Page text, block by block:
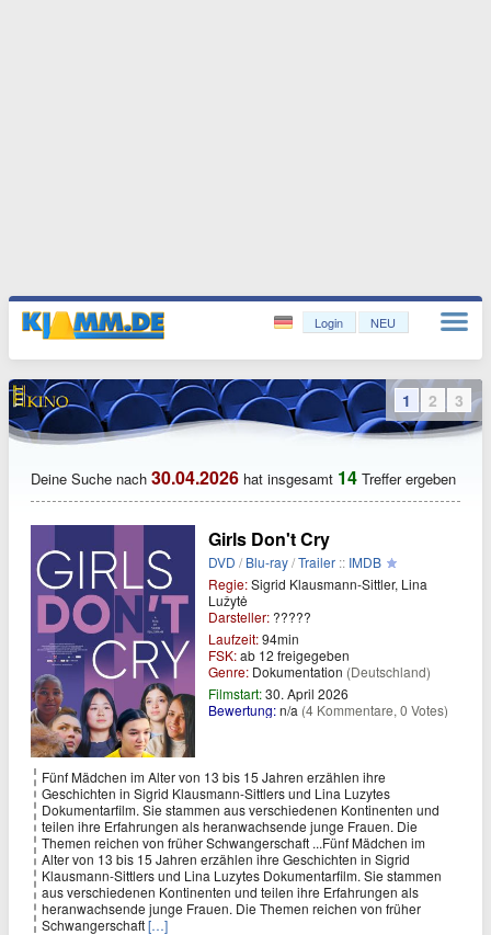
Login NEU
Deine Suche nach 30.04.2026 hat insgesamt 14 Treffer ergeben
Girls Don't Cry
DVD /Blu-ray/Trailer :: IMDB
Regie:Sigrid Klausmann-Sittler, Lina
Lužytė
Darsteller: ?????
Laufzeit:94min
FSK:ab 12 freigegeben
Genre: Dokumentation (Deutschland)
Filmstart:30. April 2026
Bewertung:n/a (4 Kommentare, 0 Votes)
Fünf Mädchen im Alter von 13 bis 15 Jahren erzählen ihre
Geschichten in Sigrid Klausmann-Sittlers und Lina Luzytes
Dokumentarfilm. Sie stammen aus verschiedenen Kontinenten und
teilen ihre Erfahrungen als heranwachsende junge Frauen. Die
Themen reichen von früher Schwangerschaft ...Fünf Mädchen im
Alter von 13 bis 15 Jahren erzählen ihre Geschichten in Sigrid
Klausmann-Sittlers und Lina Luzytes Dokumentarfilm. Sie stammen
aus verschiedenen Kontinenten und teilen ihre Erfahrungen als
heranwachsende junge Frauen. Die Themen reichen von früher
Schwangerschaft[…]
1 2 3